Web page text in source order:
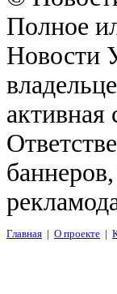
Полное
Новости
активная
Главная | О проекте |